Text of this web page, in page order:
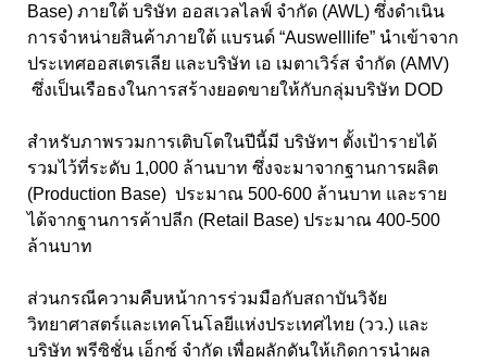
Base) ภายใต้ บริษัท ออสเวลไลฟ์ จำกัด (AWL) ซึ่งดำเนิน
การจำหน่ายสินค้าภายใต้ แบรนด์ “Auswelllife” นำเข้าจาก
ประเทศออสเตรเลีย และบริษัท เอ เมตาเวิร์ส จำกัด (AMV)
ซึ่งเป็นเรือธงในการสร้างยอดขายให้กับกลุ่มบริษัท DOD
สำหรับภาพรวมการเติบโตในปีนี้มี บริษัทฯ ตั้งเป้ารายได้
รวมไว้ที่ระดับ 1,000 ล้านบาท ซึ่งจะมาจากฐานการผลิต
(Production Base) ประมาณ 500-600 ล้านบาท และราย
ได้จากฐานการค้าปลีก (Retail Base) ประมาณ 400-500
ล้านบาท
ส่วนกรณีความคืบหน้าการร่วมมือกับสถาบันวิจัย
วิทยาศาสตร์และเทคโนโลยีแห่งประเทศไทย (วว.) และ
บริษัท พรีซิชั่น เอ็กซ์ จำกัด เพื่อผลักดันให้เกิดการนำผล